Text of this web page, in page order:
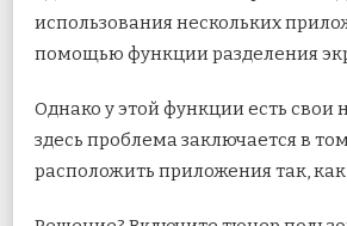
использования нескольких
помощью функции разделения
Однако у этой функции есть свои
здесь проблема заключается в
расположить приложения так, как